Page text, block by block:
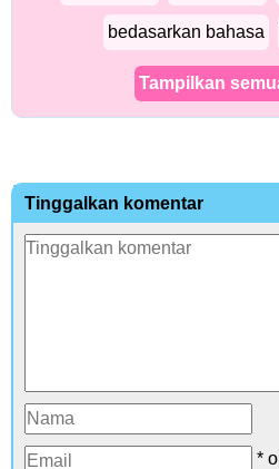
bedasarkan bahasa
Tampilkan
Tinggalkan komentar
*